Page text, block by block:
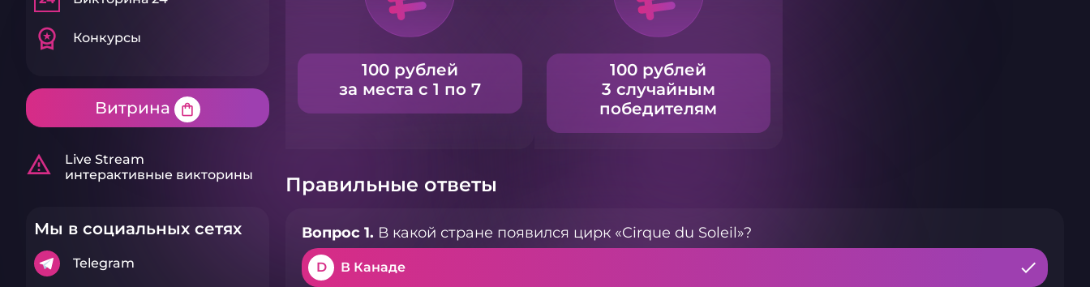
workspace_premium Конкурсы
Витрина shopping_bag
warning_amber
Live Stream
интерактивные викторины
Мы в социальных сетях
Telegram
100 рублей
за места с 1 по 7
100 рублей
3 случайным
победителям
Правильные ответы
Вопрос 1. В какой стране появился цирк «Cirque du Soleil»?
D В Канаде